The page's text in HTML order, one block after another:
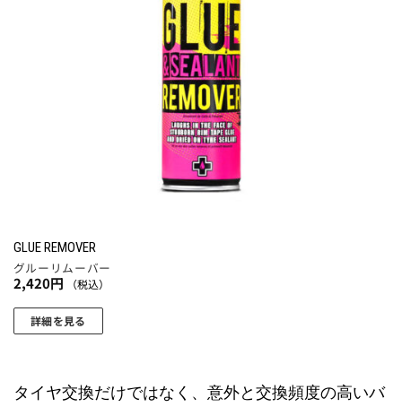
GLUE REMOVER
グルーリムーバー
2,420円 （税込）
詳細を見る
タイヤ交換だけではなく、意外と交換頻度の高いバ